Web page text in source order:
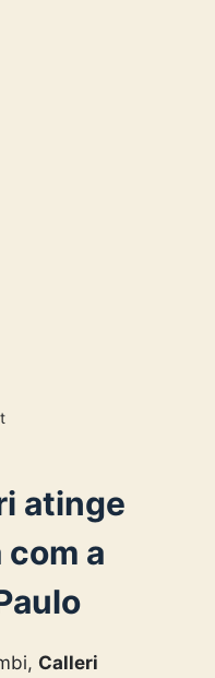
atinge
a
Calleri